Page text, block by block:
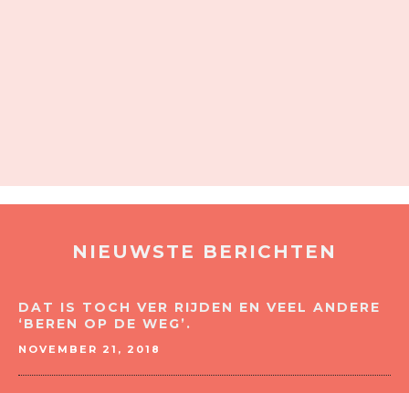
NIEUWSTE BERICHTEN
DAT IS TOCH VER RIJDEN EN VEEL ANDERE
‘BEREN OP DE WEG’.
NOVEMBER 21, 2018